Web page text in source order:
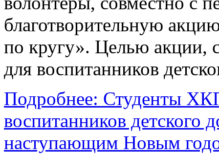
благотворительную
по кругу». Целью акции,
для воспитанников
Подробнее: Студенты
воспитанников детского
наступающим Новым